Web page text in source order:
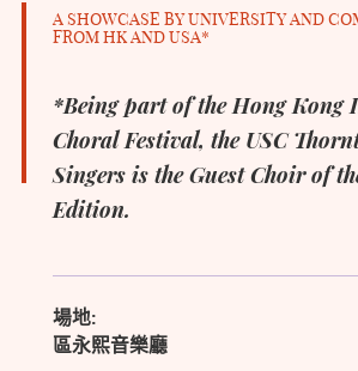
A SHOWCASE BY UNIVERSITY AND
FROM HK AND USA*
*Being part of the Hong Kong
Choral Festival, the USC
Singers is the Guest Choir of
Edition.
場地:
區永熙音樂廳